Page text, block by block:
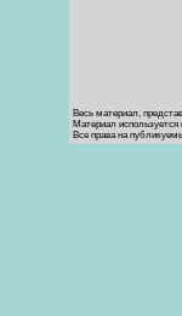
Весь материал,
Материал
Все права на